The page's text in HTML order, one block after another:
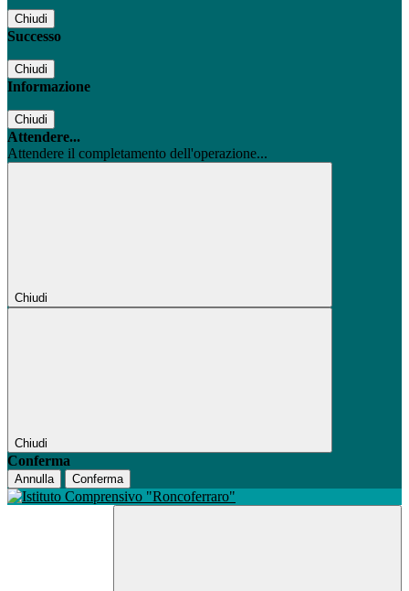
Chiudi
Successo
Chiudi
Informazione
Chiudi
Attendere...
Attendere il completamento dell'operazione...
Chiudi
Chiudi
Conferma
Annulla Conferma